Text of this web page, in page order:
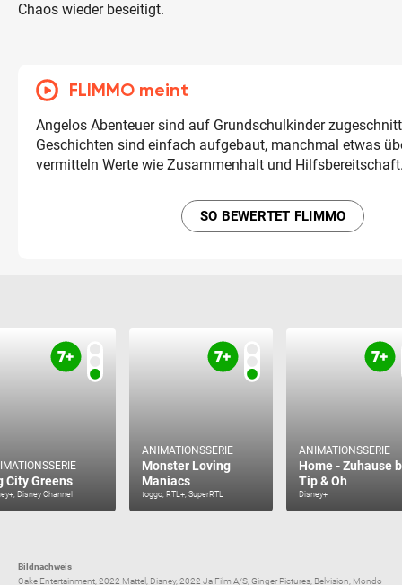
Chaos wieder beseitigt.
FLIMMO meint
Angelos Abenteuer sind auf Grundschulkinder
Geschichten sind einfach aufgebaut, manchmal etwas
vermitteln Werte wie Zusammenhalt und
SO BEWERTET FLIMMO
City Greens
Disney Channel
ANIMATIONSSERIE
Monster Loving
Maniacs
toggo, RTL+, SuperRTL
ANIMATIONSSERIE
Home - Zuhause
Tip & Oh
Disney+
Bildnachweis
Cake Entertainment, 2022 Mattel, Disney, 2022 Ja Film A/S, Ginger Pictures, Belvision, Mondo